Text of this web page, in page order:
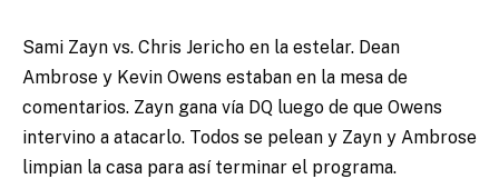
Sami Zayn vs. Chris Jericho en la estelar. Dean
Ambrose y Kevin Owens estaban en la mesa de
comentarios. Zayn gana vía DQ luego de que Owens
intervino a atacarlo. Todos se pelean y Zayn y Ambrose
limpian la casa para así terminar el programa.